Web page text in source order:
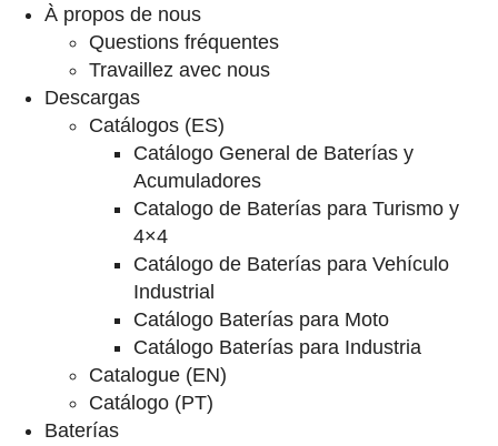
À propos de nous
Questions fréquentes
Travaillez avec nous
Descargas
Catálogos (ES)
Catálogo General de Baterías y
Acumuladores
Catalogo de Baterías para Turismo y
4×4
Catálogo de Baterías para Vehículo
Industrial
Catálogo Baterías para Moto
Catálogo Baterías para Industria
Catalogue (EN)
Catálogo (PT)
Baterías